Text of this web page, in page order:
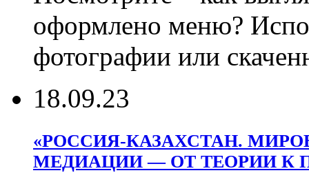
оформлено меню?
фотографии или
18.09.23
«РОССИЯ-КАЗАХСТАН.
МЕДИАЦИИ — ОТ ТЕОРИИ К